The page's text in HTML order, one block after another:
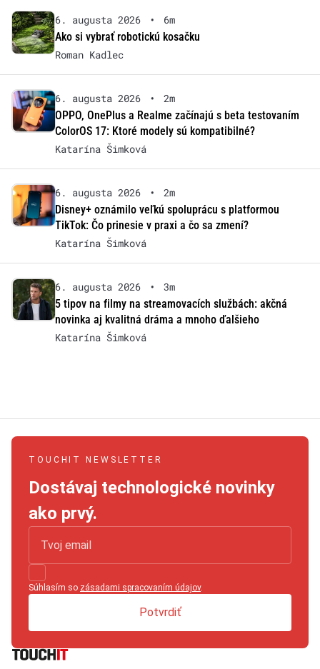
6. augusta 2026 •
6m
Ako si vybrať robotickú kosačku
Roman Kadlec
6. augusta 2026 •
2m
OPPO, OnePlus a Realme začínajú s beta testovaním
ColorOS 17: Ktoré modely sú kompatibilné?
Katarína Šimková
6. augusta 2026 •
2m
Disney+ oznámilo veľkú spoluprácu s platformou
TikTok: Čo prinesie v praxi a čo sa zmení?
Katarína Šimková
6. augusta 2026 •
3m
5 tipov na filmy na streamovacích službách: akčná
novinka aj kvalitná dráma a mnoho ďalšieho
Katarína Šimková
TOUCHIT NEWSLETTER
Dostávaj technologické novinky
ako prvý.
Súhlasím so zásadami spracovaním údajov.
Potvrdiť